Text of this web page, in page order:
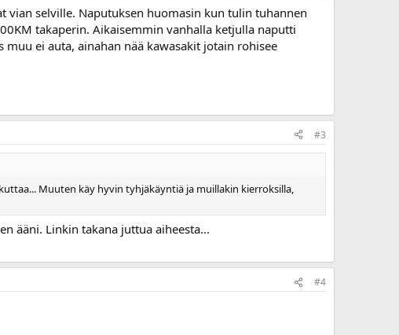
vian selville. Naputuksen huomasin kun tulin tuhannen
takaperin. Aikaisemmin vanhalla ketjulla naputti
ei auta, ainahan nää kawasakit jotain rohisee
#3
Muuten käy hyvin tyhjäkäyntiä ja muillakin kierroksilla,
ääni. Linkin takana juttua aiheesta...
#4